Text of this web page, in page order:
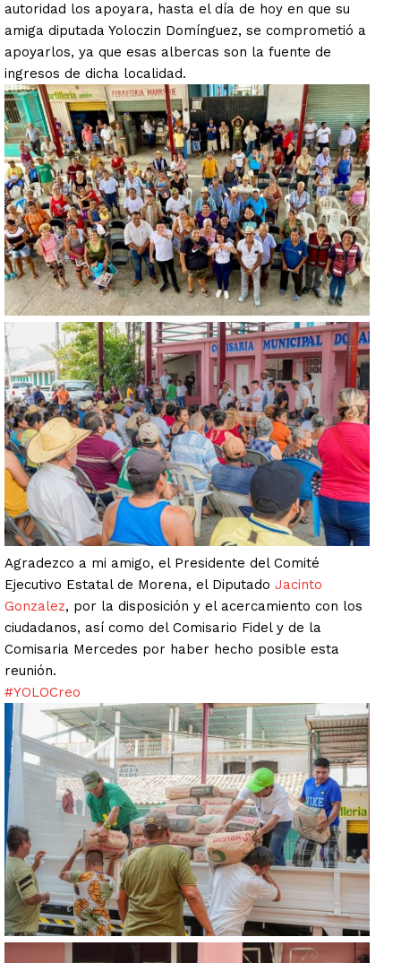
autoridad los apoyara, hasta el día de hoy en que su
amiga diputada Yoloczin Domínguez, se comprometió a
apoyarlos, ya que esas albercas son la fuente de
ingresos de dicha localidad.
Agradezco a mi amigo, el Presidente del Comité
Ejecutivo Estatal de Morena, el Diputado Jacinto
Gonzalez, por la disposición y el acercamiento con los
ciudadanos, así como del Comisario Fidel y de la
Comisaria Mercedes por haber hecho posible esta
reunión.
#YOLOCreo